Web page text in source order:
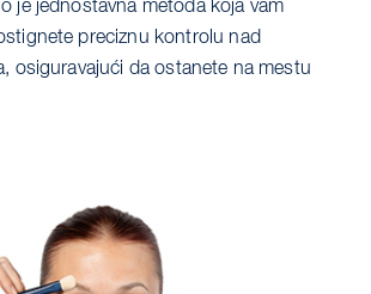
je jednostavna metoda koja vam
preciznu kontrolu nad
osiguravajući da ostanete na mestu